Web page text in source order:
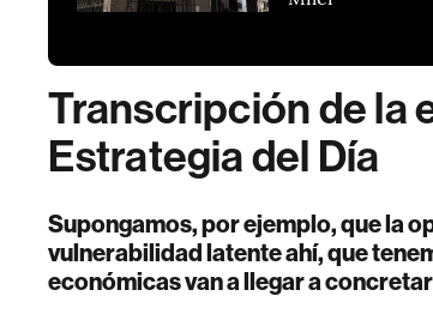
Transcripción de la
Estrategia del Día
Supongamos, por ejemplo, que la
vulnerabilidad latente ahí, que
económicas van a llegar a